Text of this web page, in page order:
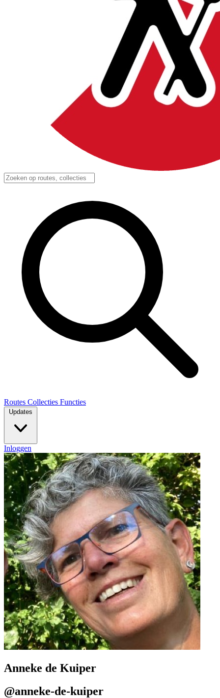
Routes Collecties Functies
Updates
Inloggen
Anneke de Kuiper
@anneke-de-kuiper